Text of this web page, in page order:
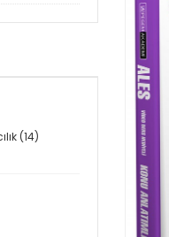
(14)